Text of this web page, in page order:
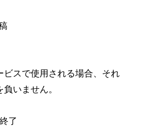
ビスで使用される場合、それ
いません。
了